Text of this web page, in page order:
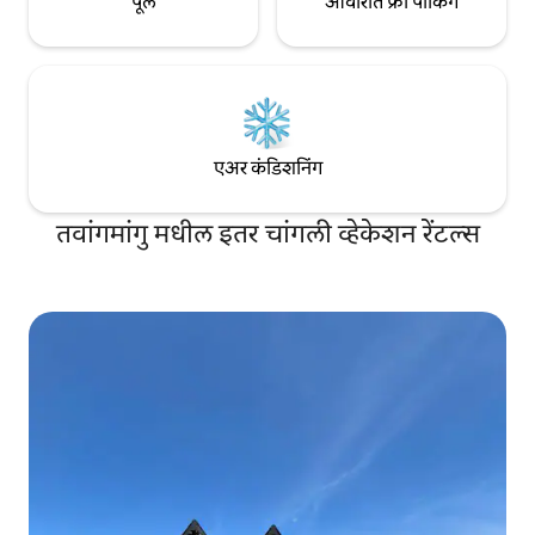
एअर कंडिशनिंग
तवांगमांगु मधील इतर चांगली व्हेकेशन रेंटल्स